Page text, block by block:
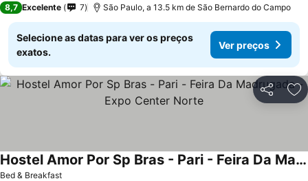
8,7 Excelente 7 São Paulo, a 13.5 km de São Bernardo do Campo
Selecione as datas para ver os preços
exatos.
Ver preços
Partilhar
Bed & Breakfast
Hostel Amor Por Sp Bras - Pari - Feira Da Madrugada - Expo Center Norte